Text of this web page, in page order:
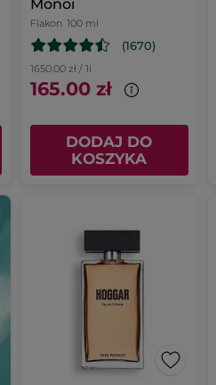
Monoi
Flakon 100 ml
(1670)
1650.00 zł / 1l
165.00 zł
DODAJ DO
KOSZYKA